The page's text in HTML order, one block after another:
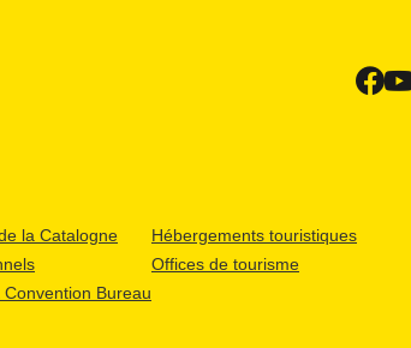
la Catalogne
Bureau
Hébergements touristiques
Offices de tourisme